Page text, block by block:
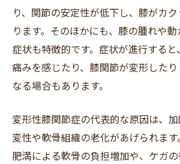
り、関節の安定性が低下し、膝がカ
ります。そのほかにも、膝の腫れや
症状も特徴的です。症状が進行する
痛みを感じたり、膝関節が変形した
なる場合もあります。
変形性膝関節症の代表的な原因は、
変性や軟骨組織の老化があげられます
肥満による軟骨の負担増加や、ケガ